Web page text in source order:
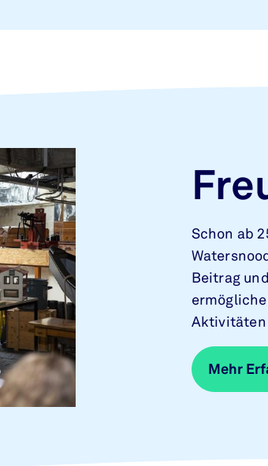
Schon ab
Beitrag
Aktivitäten
Mehr
Mehr